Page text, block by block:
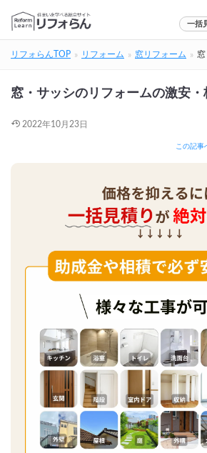
一括
リフォらんTOP リフォーム 窓リフォーム
窓・サッシのリフォームの激安・
2022年10月23日
この記事